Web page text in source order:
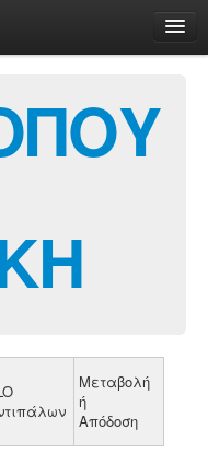
Μεταβολή
ή
Απόδοση